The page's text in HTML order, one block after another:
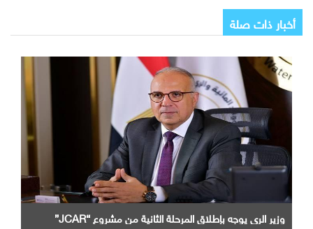
أخبار ذات صلة
وزير الرى يوجه بإطلاق المرحلة الثانية من مشروع “JCAR”